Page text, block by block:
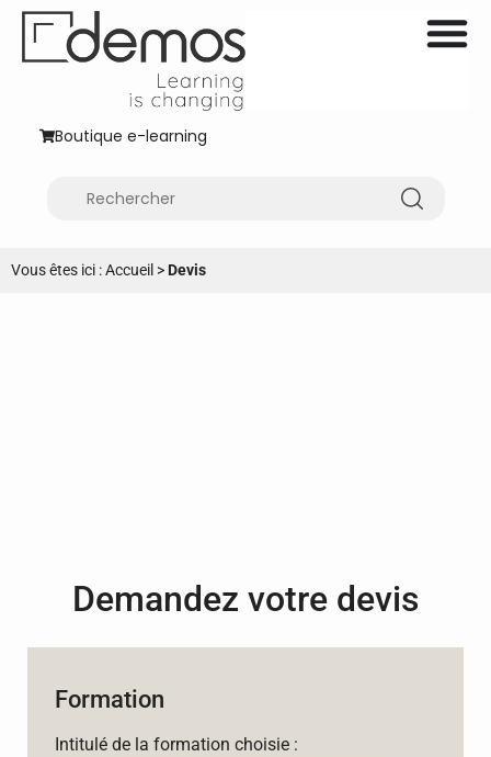
Boutique e-learning
Vous êtes ici :Accueil >Devis
Demandez votre devis
Formation
Intitulé de la formation choisie :